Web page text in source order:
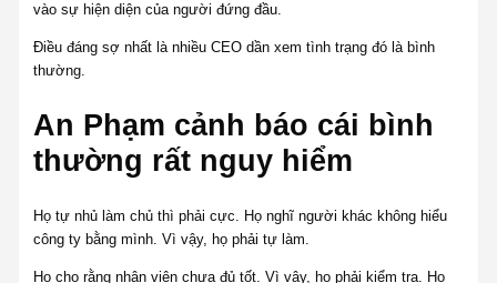
vào sự hiện diện của người đứng đầu.
Điều đáng sợ nhất là nhiều CEO dần xem tình trạng đó là bình
thường.
An Phạm cảnh báo cái bình
thường rất nguy hiểm
Họ tự nhủ làm chủ thì phải cực. Họ nghĩ người khác không hiểu
công ty bằng mình. Vì vậy, họ phải tự làm.
Họ cho rằng nhân viên chưa đủ tốt. Vì vậy, họ phải kiểm tra. Họ